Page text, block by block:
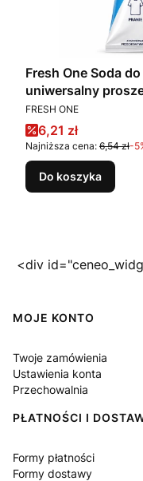
Fresh One Soda
uniwersalny
PRODUCENT
FRESH ONE
Cena promocyjna
6,21 zł
Najniższa cena: 6,54 zł-
Do koszyka
<div
Linki w stopce
MOJE KONTO
Twoje zamówienia
Ustawienia konta
Przechowalnia
PŁATNOŚCI I
Formy płatności
Formy dostawy